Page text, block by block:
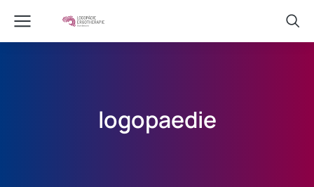
logopaedie